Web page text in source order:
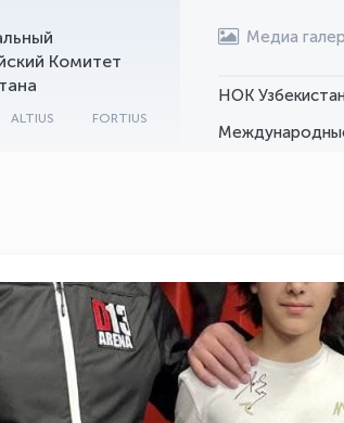
Комитет
ALTIUS FORTIUS
Медиа
НОК